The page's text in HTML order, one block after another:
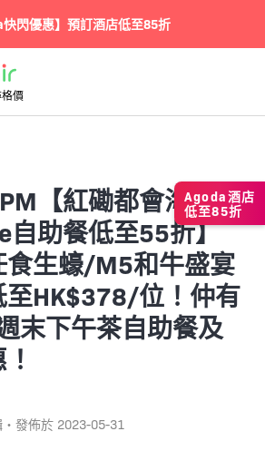
快閃優惠】預訂酒店低至85折
價
【紅磡都會海逸
自助餐低至55折】
食生蠔/M5和牛盛宴
至HK$378/位！仲有
末下午茶自助餐及
發佈於 2023-05-31
Agoda酒店
低至85折